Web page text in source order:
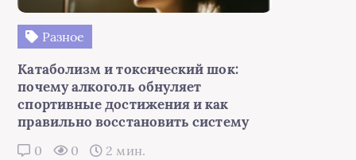
Разное
Катаболизм и токсический шок:
почему алкоголь обнуляет
спортивные достижения и как
правильно восстановить систему
0 0 2 мин.